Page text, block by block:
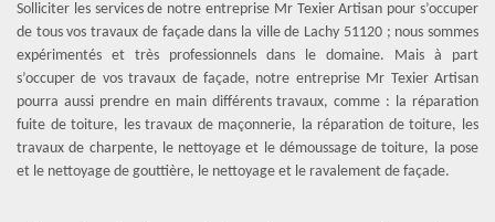
Solliciter les services de notre entreprise Mr Texier Artisan pour s’occuper
de tous vos travaux de façade dans la ville de Lachy 51120 ; nous sommes
expérimentés et très professionnels dans le domaine. Mais à part
s’occuper de vos travaux de façade, notre entreprise Mr Texier Artisan
pourra aussi prendre en main différents travaux, comme : la réparation
fuite de toiture, les travaux de maçonnerie, la réparation de toiture, les
travaux de charpente, le nettoyage et le démoussage de toiture, la pose
et le nettoyage de gouttière, le nettoyage et le ravalement de façade.